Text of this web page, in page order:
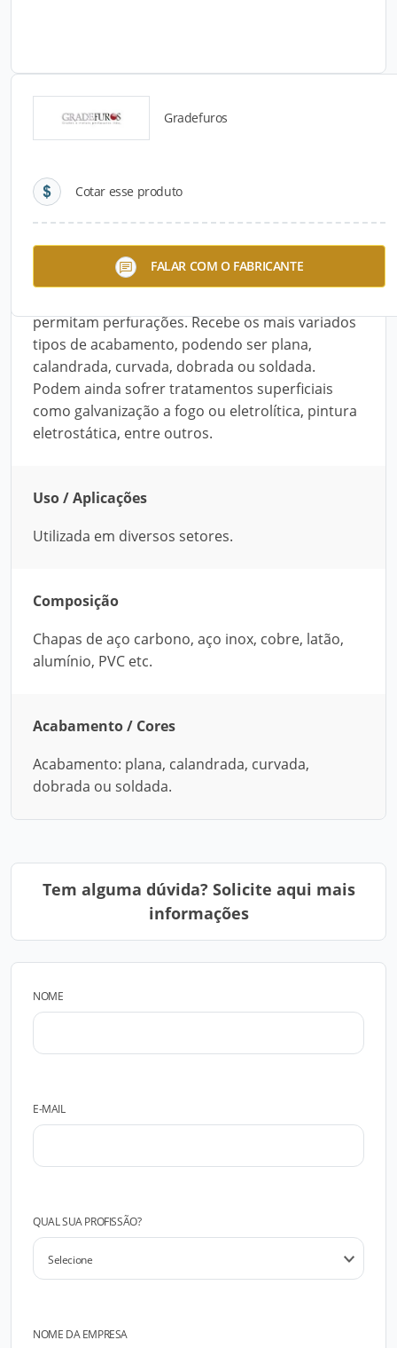
Gradefuros
Cotar esse produto
FALAR COM O FABRICANTE
Detalhes do produto
Descrição do Produto
A Chapa Perfurada da Gradefuros é produzida
com chapas de aço carbono, aço inox, cobre,
permitam perfurações. Recebe os mais variados
tipos de acabamento, podendo ser plana,
calandrada, curvada, dobrada ou soldada.
Podem ainda sofrer tratamentos superficiais
como galvanização a fogo ou eletrolítica, pintura
eletrostática, entre outros.
Uso / Aplicações
Utilizada em diversos setores.
Composição
Chapas de aço carbono, aço inox, cobre, latão,
alumínio, PVC etc.
Acabamento / Cores
Acabamento: plana, calandrada, curvada,
dobrada ou soldada.
Tem alguma dúvida? Solicite aqui mais
informações
NOME
E-MAIL
QUAL SUA PROFISSÃO?
NOME DA EMPRESA